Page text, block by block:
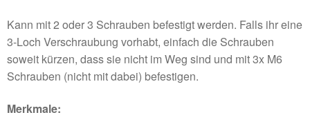
Kann mit 2 oder 3 Schrauben befestigt werden. Falls ihr eine
3-Loch Verschraubung vorhabt, einfach die Schrauben
soweit kürzen, dass sie nicht im Weg sind und mit 3x M6
Schrauben (nicht mit dabei) befestigen.
Merkmale: